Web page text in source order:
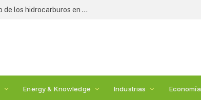
Expertos y legisladores debaten el futuro de los hidrocarburos en México: 2nda Cumbre de Energía
Energy & Knowledge Industrias Economía